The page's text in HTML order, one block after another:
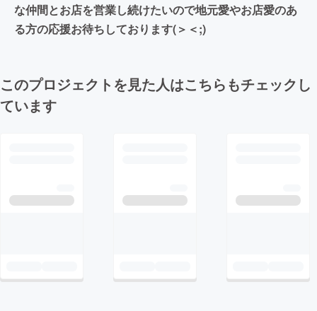
な仲間とお店を営業し続けたいので地元愛やお店愛のあ
る方の応援お待ちしております(＞＜;)
このプロジェクトを見た人はこちらもチェックし
ています